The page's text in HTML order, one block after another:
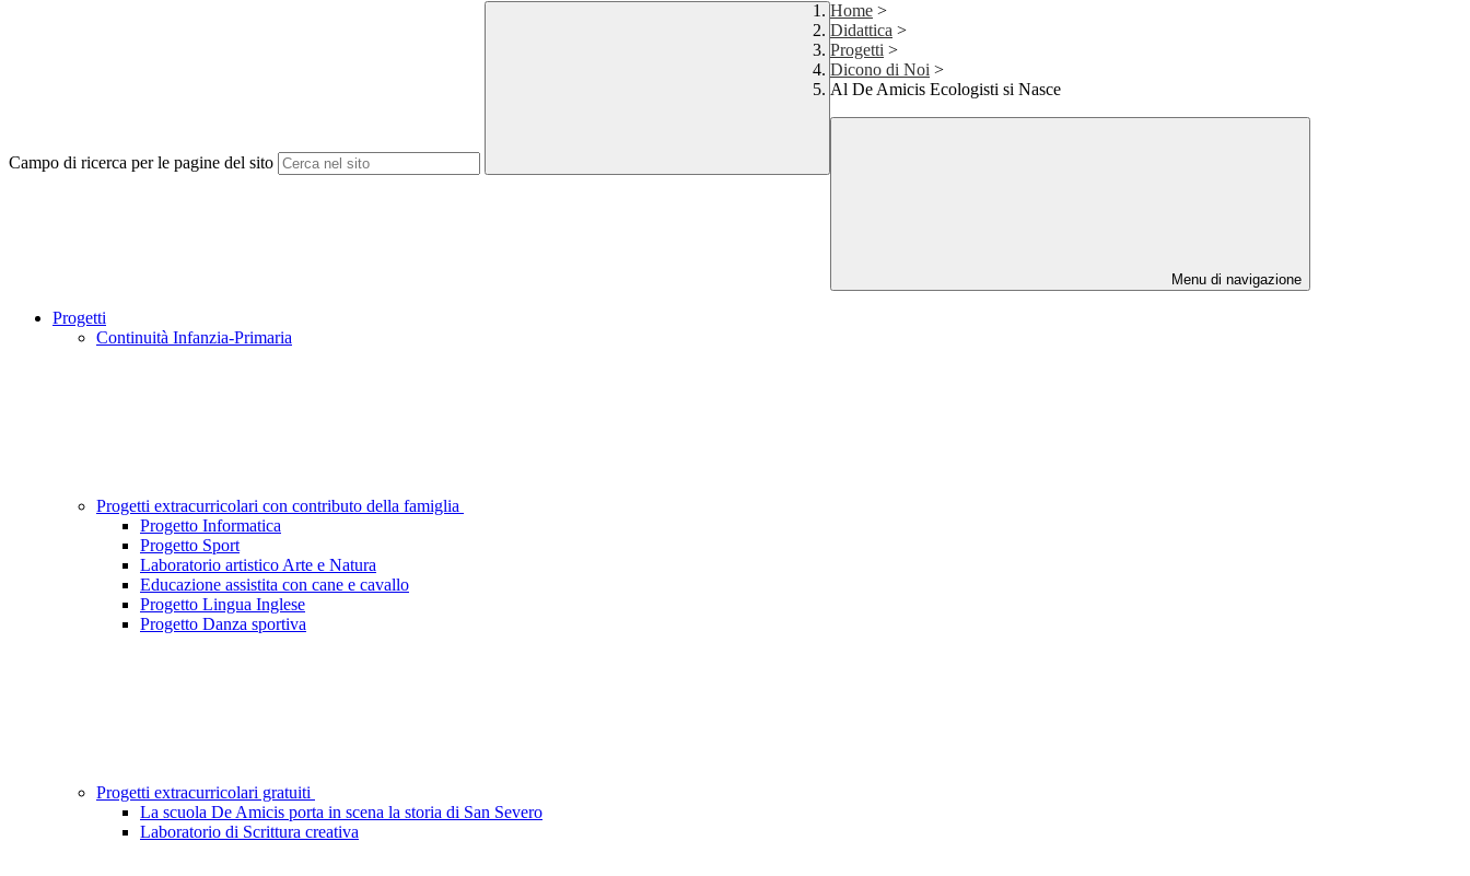
Campo di ricerca per le pagine del sito
Home >
Didattica >
Progetti >
Dicono di Noi >
Al De Amicis Ecologisti si Nasce
Menu di navigazione
Progetti
Continuità Infanzia-Primaria
Progetti extracurricolari con contributo della famiglia
Progetto Informatica
Progetto Sport
Laboratorio artistico Arte e Natura
Educazione assistita con cane e cavallo
Progetto Lingua Inglese
Progetto Danza sportiva
Progetti extracurricolari gratuiti
La scuola De Amicis porta in scena la storia di San Severo
Laboratorio di Scrittura creativa